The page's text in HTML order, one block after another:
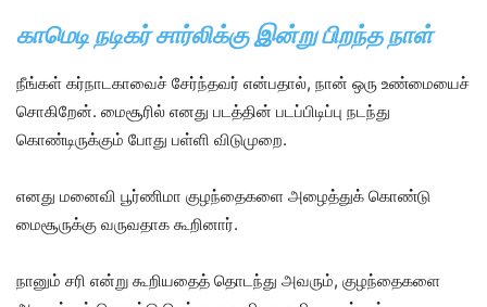
காமெடி நடிகர் சார்லிக்கு இன்று பிறந்த நாள்
நீங்கள் கர்நாடகாவைச் சேர்ந்தவர் என்பதால், நான் ஒரு உண்மையைச்
சொகிறேன். மைசூரில் எனது படத்தின் படப்பிடிப்பு நடந்து
கொண்டிருக்கும் போது பள்ளி விடுமுறை.
எனது மனைவி பூர்ணிமா குழந்தைகளை அழைத்துக் கொண்டு
மைசூருக்கு வருவதாக கூறினார்.
நானும் சரி என்று கூறியதைத் தொடந்து அவரும், குழந்தைகளை